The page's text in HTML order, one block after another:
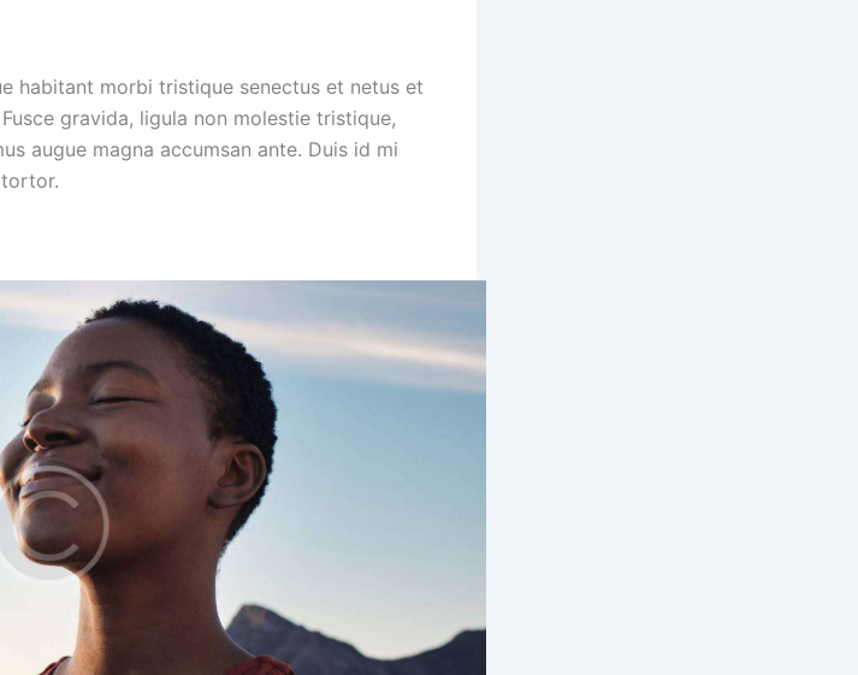
habitant morbi tristique senectus et netus et
gravida, ligula non molestie tristique,
augue magna accumsan ante. Duis id mi